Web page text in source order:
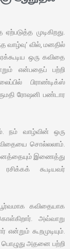
முடிகிறது.
வாழ்வு’ வில், மனதில்
ஒரு கவிதை
என்பதைப் பற்றி
பிராண்டிக்ஸ்
ரோஷனி பண்டார
நம் வாழ்வின் ஒரு
சொல்லலாம்.
அனைத்தையும் இணைத்து
கூடியவர்
கவிதையாக
அவ்வாறு
கூறமுடியும்.
அதனை பற்றி